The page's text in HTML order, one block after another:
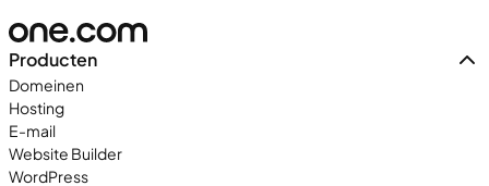
Producten
Domeinen
Hosting
E-mail
Website Builder
WordPress